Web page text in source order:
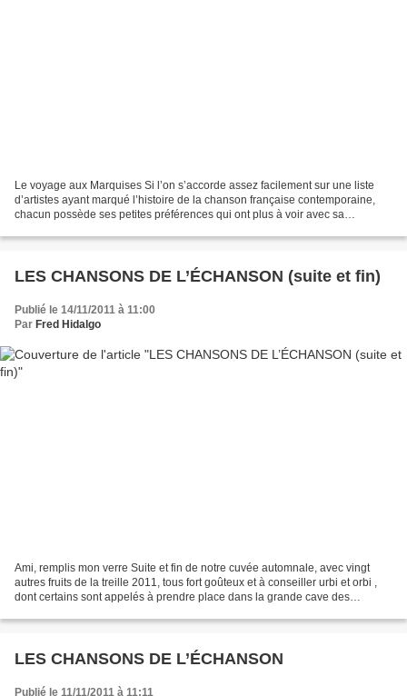
Le voyage aux Marquises Si l’on s’accorde assez facilement sur une liste
d’artistes ayant marqué l’histoire de la chanson française contemporaine,
chacun possède ses petites préférences qui ont plus à voir avec sa
LES CHANSONS DE L’ÉCHANSON (suite et fin)
Publié le 14/11/2011 à 11:00
Par Fred Hidalgo
Ami, remplis mon verre Suite et fin de notre cuvée automnale, avec vingt
autres fruits de la treille 2011, tous fort goûteux et à conseiller urbi et orbi ,
dont certains sont appelés à prendre place dans la grande cave des
LES CHANSONS DE L’ÉCHANSON
Publié le 11/11/2011 à 11:11